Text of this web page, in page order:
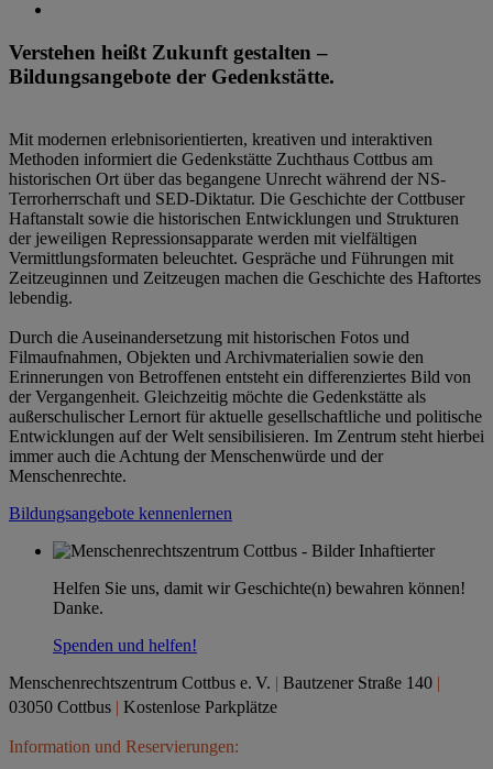
Verstehen heißt Zukunft gestalten –
Bildungsangebote der Gedenkstätte.
Mit modernen erlebnisorientierten, kreativen und interaktiven
Methoden informiert die Gedenkstätte Zuchthaus Cottbus am
historischen Ort über das begangene Unrecht während der NS-
Terrorherrschaft und SED-Diktatur. Die Geschichte der Cottbuser
Haftanstalt sowie die historischen Entwicklungen und Strukturen
der jeweiligen Repressionsapparate werden mit vielfältigen
Vermittlungsformaten beleuchtet. Gespräche und Führungen mit
Zeitzeuginnen und Zeitzeugen machen die Geschichte des Haftortes
lebendig.
Durch die Auseinandersetzung mit historischen Fotos und
Filmaufnahmen, Objekten und Archivmaterialien sowie den
Erinnerungen von Betroffenen entsteht ein differenziertes Bild von
der Vergangenheit. Gleichzeitig möchte die Gedenkstätte als
außerschulischer Lernort für aktuelle gesellschaftliche und politische
Entwicklungen auf der Welt sensibilisieren. Im Zentrum steht hierbei
immer auch die Achtung der Menschenwürde und der
Menschenrechte.
Bildungsangebote kennenlernen
Helfen Sie uns, damit wir Geschichte(n) bewahren können!
Danke.
Spenden und helfen!
Menschenrechtszentrum Cottbus e. V. | Bautzener Straße 140 |
03050 Cottbus | Kostenlose Parkplätze
Information und Reservierungen: